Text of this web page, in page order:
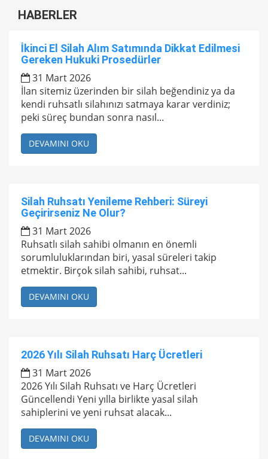
HABERLER
İkinci El Silah Alım Satımında Dikkat Edilmesi
Gereken Hukuki Prosedürler
31 Mart 2026
İlan sitemiz üzerinden bir silah beğendiniz ya da
kendi ruhsatlı silahınızı satmaya karar verdiniz;
peki süreç bundan sonra nasıl...
DEVAMINI OKU
Silah Ruhsatı Yenileme Rehberi: Süreyi
Geçirirseniz Ne Olur?
31 Mart 2026
Ruhsatlı silah sahibi olmanın en önemli
sorumluluklarından biri, yasal süreleri takip
etmektir. Birçok silah sahibi, ruhsat...
DEVAMINI OKU
2026 Yılı Silah Ruhsatı Harç Ücretleri
31 Mart 2026
2026 Yılı Silah Ruhsatı ve Harç Ücretleri
Güncellendi Yeni yılla birlikte yasal silah
sahiplerini ve yeni ruhsat alacak...
DEVAMINI OKU